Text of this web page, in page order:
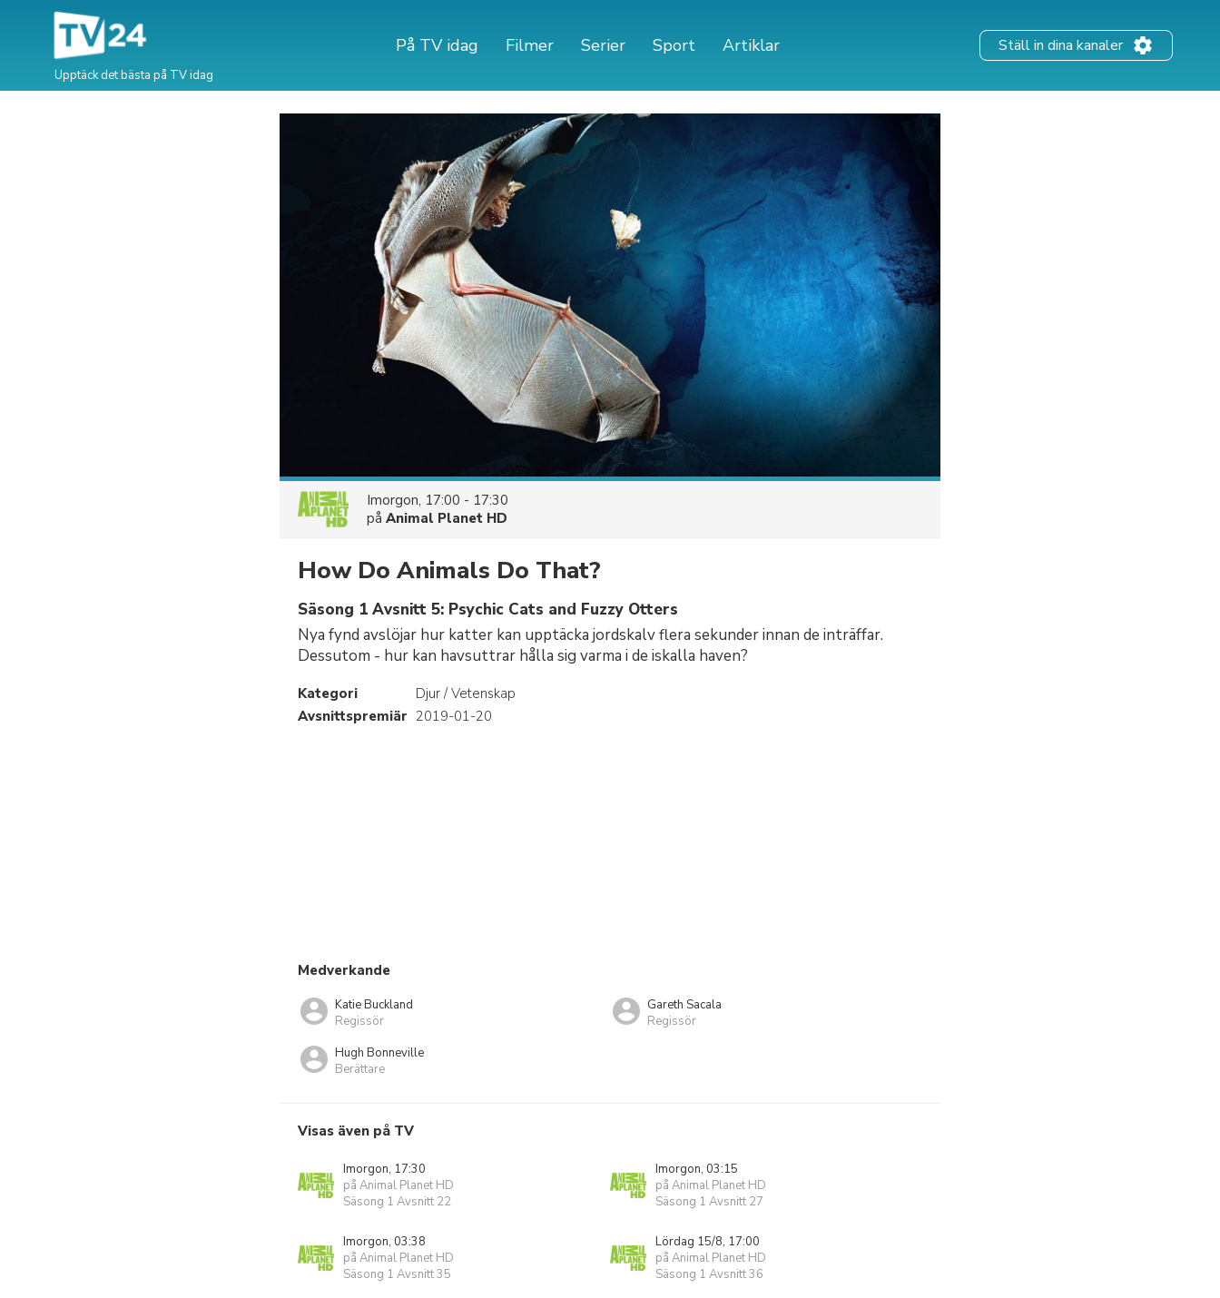
Upptäck det bästa på TV idag
På TV idag Filmer Serier Sport Artiklar Ställ in dina kanaler
Imorgon, 17:00 - 17:30
på Animal Planet HD
How Do Animals Do That?
Säsong 1 Avsnitt 5: Psychic Cats and Fuzzy Otters
Nya fynd avslöjar hur katter kan upptäcka jordskalv flera sekunder innan de inträffar.
Dessutom - hur kan havsuttrar hålla sig varma i de iskalla haven?
Kategori
Djur / Vetenskap
Avsnittspremiär 2019-01-20
Medverkande
Katie Buckland
Regissör
Gareth Sacala
Regissör
Hugh Bonneville
Berättare
Visas även på TV
Imorgon, 17:30
på Animal Planet HD
Säsong 1 Avsnitt 22
Imorgon, 03:15
på Animal Planet HD
Säsong 1 Avsnitt 27
Imorgon, 03:38
på Animal Planet HD
Säsong 1 Avsnitt 35
Lördag 15/8, 17:00
på Animal Planet HD
Säsong 1 Avsnitt 36